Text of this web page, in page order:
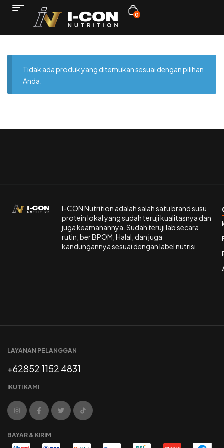
0
Tidak ada produk yang ditemukan sesuai dengan pilihan
Anda.
I-CON Nutrition adalah salah satu brand susu
protein lokal yang sudah teruji kualitasnya dan
juga keamanannya. Sudah teruji lab secara
rutin, ber BPOM, Halal, dan juga
kandungannya sesuai dengan label nutrisi.
LAYANAN PELANGGAN
+62852 1152 4831
IKUTI KAMI
BAYAR & KIRIM